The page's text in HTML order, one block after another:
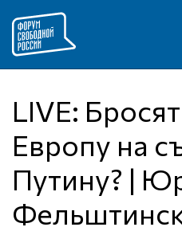
содержимому
LIVE: Бросят ли США
Европу на
Путину? |